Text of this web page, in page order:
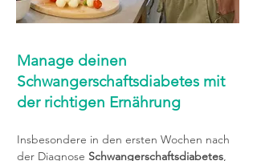
Manage deinen
Schwangerschaftsdiabetes mit
der richtigen Ernährung
Insbesondere in den ersten Wochen nach
der Diagnose Schwangerschaftsdiabetes,